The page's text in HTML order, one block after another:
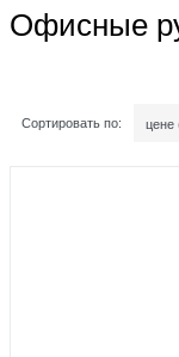
Офисные
Сортировать по: цене